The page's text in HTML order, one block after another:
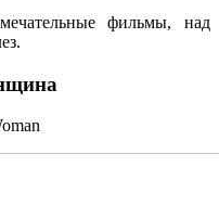
фильмы, над